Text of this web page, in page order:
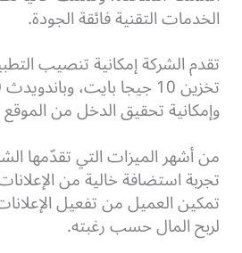
الخدمات التقنية فائقة الجودة.
تقدم الشركة إمكانية تنصيب
وإمكانية تحقيق الدخل من الموقع
من أشهر الميزات التي تقدّمها
تجربة استضافة خالية من
تمكين العميل من تفعيل
لربح المال حسب رغبته.